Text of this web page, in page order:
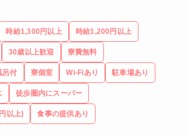
時給1,300円以上 時給1,200円以上
30歳以上歓迎 寮費無料
呂付 寮個室 Wi-Fiあり 駐車場あり
徒歩圏内にスーパー
以上) 食事の提供あり